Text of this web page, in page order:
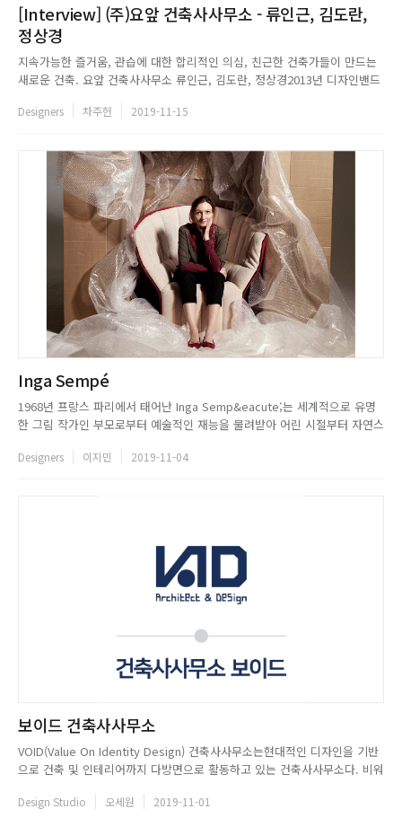
[Interview] (주)요앞 건축사사무소 - 류인근, 김도란,
정상경
지속가능한 즐거움, 관습에 대한 합리적인 의심, 친근한 건축가들이 만드는
새로운 건축. 요앞 건축사사무소 류인근, 김도란, 정상경2013년 디자인밴드
는 짧은 기간 동안 인상적인 프로젝트를 다수 선보인 젊은 건축사사무소다.
Designers 차주헌 2019-11-15
Inga Sempé
1968년 프랑스 파리에서 태어난 Inga Semp&eacute;는 세계적으로 유명
한 그림 작가인 부모로부터 예술적인 재능을 물려받아 어린 시절부터 자연스
(ENSCI)를 졸업하고 디자이너로 활동하기 시작했으며, 2000년부터 2001년
Designers 이지민 2019-11-04
보이드 건축사사무소
VOID(Value On Identity Design) 건축사사무소는현대적인 디자인을 기반
으로 건축 및 인테리어까지 다방면으로 활동하고 있는 건축사사무소다. 비워
(Void)과 채움(Solid)같은 건축 언어로 공간을 표현하고자 한다....
Design Studio 오세원 2019-11-01